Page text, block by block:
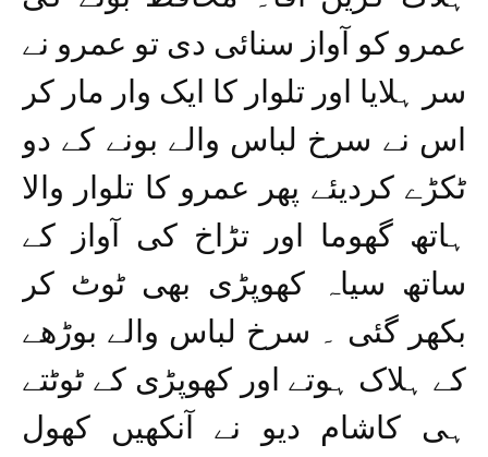
عمرو کو آواز سنائی دی تو عمرو نے
سر ہلایا اور تلوار کا ایک وار مار کر
اس نے سرخ لباس والے بونے کے دو
ٹکڑے کردیئے پھر عمرو کا تلوار والا
ہاتھ گھوما اور تڑاخ کی آواز کے
ساتھ سیاہ کھوپڑی بھی ٹوٹ کر
بکھر گئی ۔ سرخ لباس والے بوڑھے
کے ہلاک ہوتے اور کھوپڑی کے ٹوٹتے
ہی کاشام دیو نے آنکھیں کھول